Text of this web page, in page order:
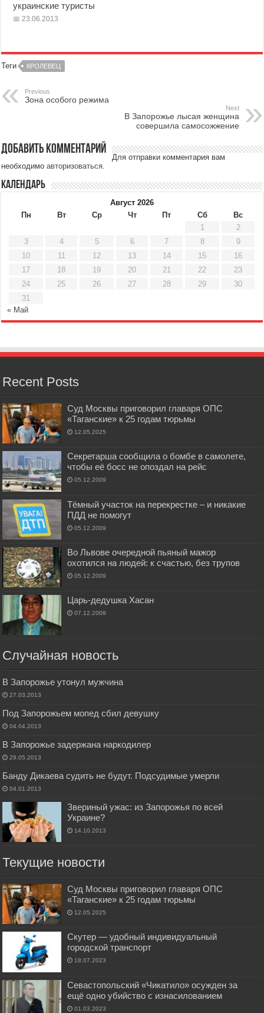
украинские туристы
23.06.2013
Теги КРОЛЕВЕЦ
Previous
Зона особого режима
Next
В Запорожье лысая женщина
совершила самосожжение
Добавить комментарий
Для отправки комментария вам
необходимоавторизоваться.
Календарь
Август 2026
Пн
Вт Ср Чт Пт Сб
Вс
1
2
3
4 5 6 7 8
9
10
11 12 13 14 15
16
17
18 19 20 21 22
23
24
25 26 27 28 29
30
31
« Май
Recent Posts
Суд Москвы приговорил главаря ОПС
«Таганские» к 25 годам тюрьмы
12.05.2025
Секретарша сообщила о бомбе в самолете,
чтобы её босс не опоздал на рейс
05.12.2009
Тёмный участок на перекрестке – и никакие
ПДД не помогут
05.12.2009
Во Львове очередной пьяный мажор
охотился на людей: к счастью, без трупов
05.12.2009
Царь-дедушка Хасан
07.12.2009
Случайная новость
В Запорожье утонул мужчина
27.03.2013
Под Запорожьем мопед сбил девушку
04.04.2013
В Запорожье задержана наркодилер
29.05.2013
Банду Дикаева судить не будут. Подсудимые умерли
04.01.2013
Звериный ужас: из Запорожья по всей
Украине?
14.10.2013
Текущие новости
Суд Москвы приговорил главаря ОПС
«Таганские» к 25 годам тюрьмы
12.05.2025
Скутер — удобный индивидуальный
городской транспорт
18.07.2023
Севастопольский «Чикатило» осужден за
ещё одно убийство с изнасилованием
01.03.2023